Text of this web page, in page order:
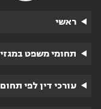
ראשי
תחומי משפט
עורכי דין לפי תחום